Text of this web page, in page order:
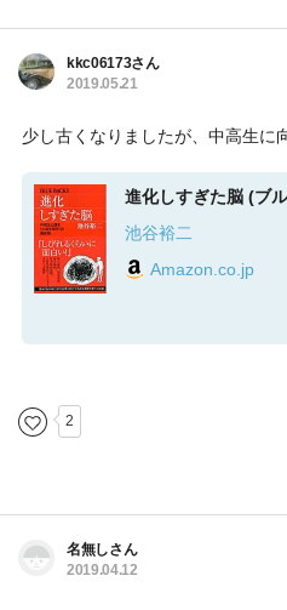
kkc06173さん
2019.05.21
少し古くなりましたが、中高生に
進化しすぎた脳 (ブ
池谷裕二
Amazon.co.jp
2
名無しさん
2019.04.12